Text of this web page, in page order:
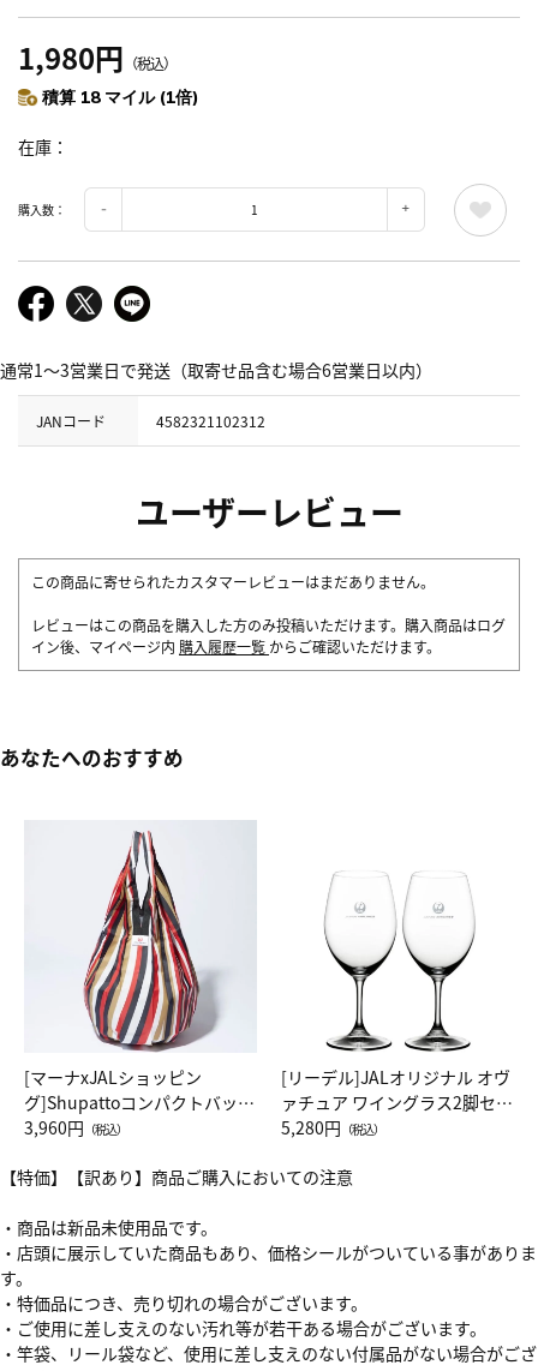
1,980円 （税込）
積算 18 マイル (1倍)
在庫
購入数：
通常1～3営業日で発送（取寄せ品含む場合6営業日以内）
JANコード 4582321102312
ユーザーレビュー
この商品に寄せられたカスタマーレビューはまだありません。
レビューはこの商品を購入した方のみ投稿いただけます。購入商品はログ
イン後、マイページ内 購入履歴一覧 からご確認いただけます。
あなたへのおすすめ
[マーナxJALショッピン
グ]Shupattoコンパクトバッグ
Drop JAL客室乗務員（LC）ス
3,960円 （税込）
[リーデル]JALオリジナル オヴ
ァチュア ワイングラス2脚セッ
ト（レッドワイン）
5,280円 （税込）
【特価】【訳あり】商品ご購入においての注意
・商品は新品未使用品です。
・店頭に展示していた商品もあり、価格シールがついている事がありま
す。
・特価品につき、売り切れの場合がございます。
・ご使用に差し支えのない汚れ等が若干ある場合がございます。
・竿袋、リール袋など、使用に差し支えのない付属品がない場合がござ